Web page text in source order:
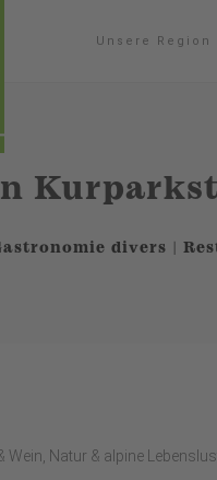
Unsere Region
divers |
Wein, Natur & alpine